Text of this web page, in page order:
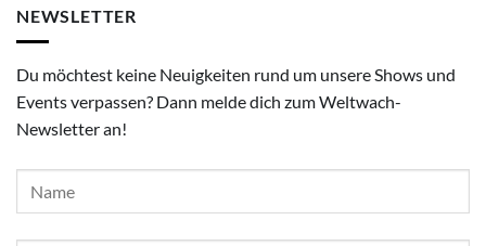
NEWSLETTER
Du möchtest keine Neuigkeiten rund um unsere Shows und
Events verpassen? Dann melde dich zum Weltwach-
Newsletter an!